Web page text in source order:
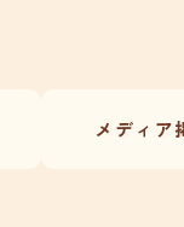
メディア